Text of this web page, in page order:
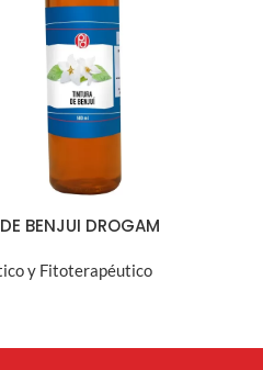
BENJUI DROGAM
y Fitoterapéutico